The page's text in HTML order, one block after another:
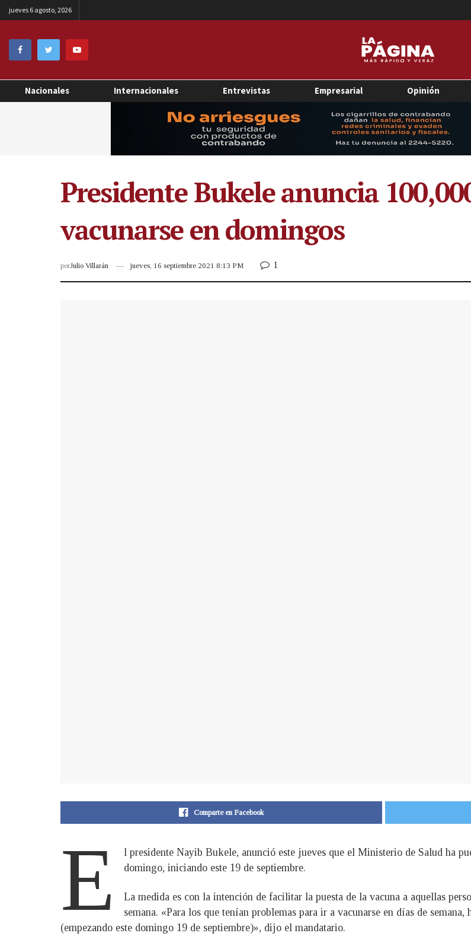
jueves 6 agosto, 2026
Nacionales Internacionales Entrevistas Empresarial Opinión
Presidente Bukele anuncia
vacunarse en domingos
porJulio Villarán jueves, 16 septiembre 2021 8:13 PM 1
Comparte en Facebook
E
l presidente Nayib Bukele, anunció este jueves que el Ministerio de Salud ha
domingo, iniciando este 19 de septiembre.
La medida es con la intención de facilitar la puesta de la vacuna a aquellas
semana. «Para los que tenían problemas para ir a vacunarse en días de
(empezando este domingo 19 de septiembre)», dijo el mandatario.